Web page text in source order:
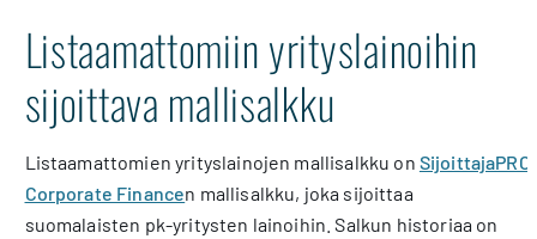
Listaamattomiin yrityslainoihin
sijoittava mallisalkku
Listaamattomien yrityslainojen mallisalkku on SijoittajaPRO
Corporate Financen mallisalkku, joka sijoittaa
suomalaisten pk-yritysten lainoihin. Salkun historiaa on